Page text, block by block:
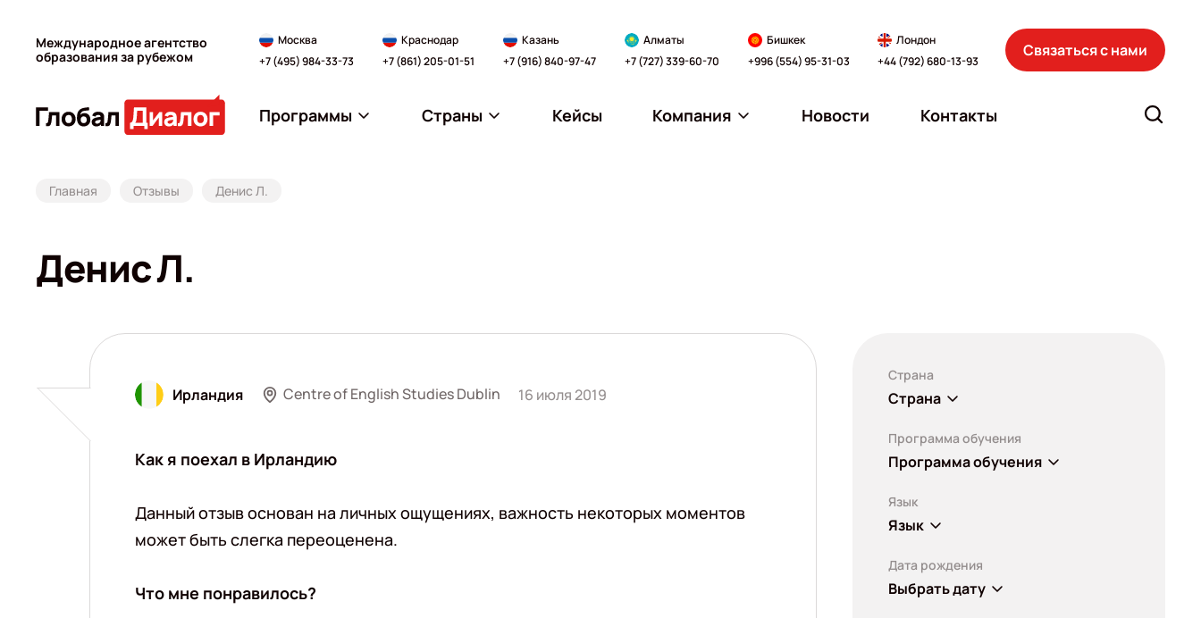
Международное агентство
образования за рубежом
Москва
+7 (495) 984-33-73
Краснодар
+7 (861) 205-01-51
Казань
+7 (916) 840-97-47
Алматы
+7 (727) 339-60-70
Бишкек
+996 (554) 95-31-03
Лондон
+44 (792) 680-13-93
Связаться с нами
Программы Страны Кейсы Компания Новости Контакты
Главная Отзывы Денис Л.
Денис Л.
Ирландия Centre of English Studies Dublin 16 июля 2019
Как я поехал в Ирландию
Данный отзыв основан на личных ощущениях, важность некоторых моментов
может быть слегка переоценена.
Что мне понравилось?
Страна
Страна
Программа обучения
Программа обучения
Язык
Язык
Дата рождения
Выбрать дату